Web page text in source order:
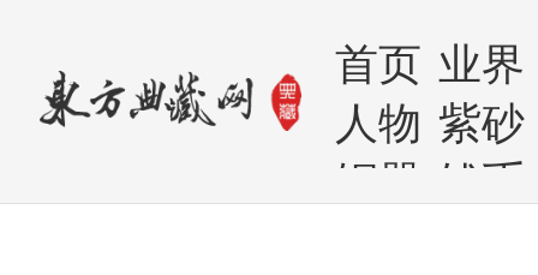
首页 业界
人物 紫砂
铜器
钱币